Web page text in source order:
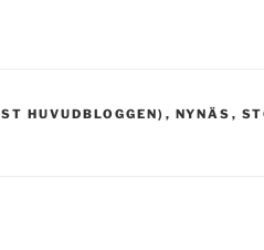
HUVUDBLOGGEN) , NYNÄS ,